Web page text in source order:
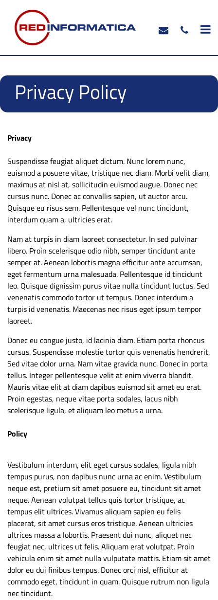
Privacy Policy
Privacy
Suspendisse feugiat aliquet dictum. Nunc lorem nunc,
euismod a posuere vitae, tristique nec diam. Morbi velit diam,
maximus at nisl at, sollicitudin euismod augue. Donec nec
cursus nunc. Donec ac convallis sapien, ut auctor arcu.
Quisque eu risus sem. Pellentesque vel nunc tincidunt,
interdum quam a, ultricies erat.
Nam at turpis in diam laoreet consectetur. In sed pulvinar
libero. Proin scelerisque odio nibh, semper tincidunt ante
semper at. Aenean lobortis magna efficitur ante accumsan,
eget fermentum urna malesuada. Pellentesque id tincidunt
leo. Quisque dignissim purus vitae nulla tincidunt luctus. Sed
venenatis commodo tortor ut tempus. Donec interdum a
turpis id venenatis. Maecenas nec risus eget ipsum tempor
laoreet.
Donec eu congue justo, id lacinia diam. Etiam porta rhoncus
cursus. Suspendisse molestie tortor quis venenatis hendrerit.
Sed vitae dolor urna. Nam vitae gravida nunc. Donec in porta
tellus. Integer pellentesque velit at enim viverra blandit.
Mauris vitae elit at diam dapibus euismod sit amet eu erat.
Proin egestas, neque vitae porta sodales, lacus nibh
scelerisque ligula, et aliquam leo metus a urna.
Policy
Vestibulum interdum, elit eget cursus sodales, ligula nibh
tempus purus, non dapibus nunc urna ac enim. Vestibulum
neque est, pretium sit amet posuere eu, tincidunt sit amet
neque. Aenean volutpat tellus quis tortor tristique, ac
tempus elit ultrices. Vivamus aliquam sapien eu felis
placerat, sit amet cursus eros tristique. Aenean ultricies
ultrices massa a lobortis. Praesent dui nunc, aliquet nec
feugiat nec, ultrices ut felis. Aliquam erat volutpat. Proin
vehicula enim sit amet nulla vulputate mattis. Etiam sit amet
dolor eu dui finibus tempus. Donec orci nisl, efficitur at
commodo eget, tincidunt in quam. Quisque rutrum non ligula
nec tincidunt.